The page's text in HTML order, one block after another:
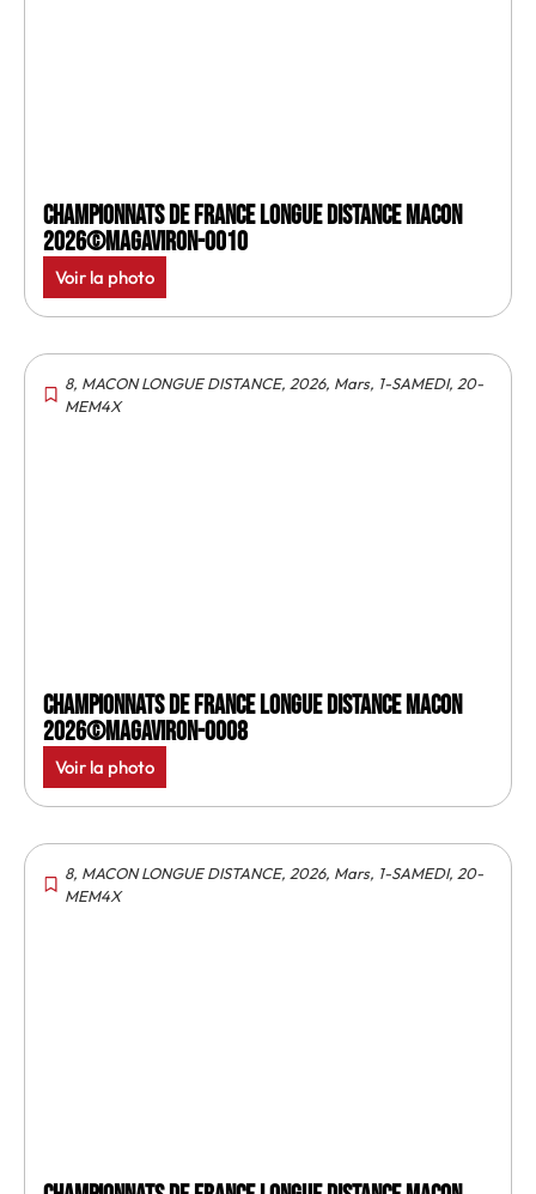
Championnats de France longue distance Macon
2026©MagAviron-0010
Voir la photo
8, MACON LONGUE DISTANCE, 2026, Mars, 1-SAMEDI, 20-
MEM4X
Championnats de France longue distance Macon
2026©MagAviron-0008
Voir la photo
8, MACON LONGUE DISTANCE, 2026, Mars, 1-SAMEDI, 20-
MEM4X